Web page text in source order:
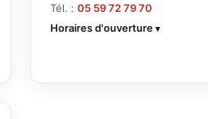
Tél. : 05 59 72 79 70
Horaires d'ouverture